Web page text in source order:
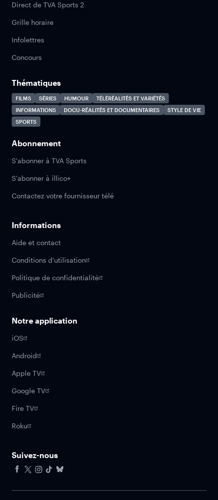
Direct de TVA Sports 2
Grille horaire
Infolettres
Concours
Thématiques
FILMS SÉRIES HUMOUR
TÉLÉRÉALITÉS ET VARIÉTÉS
INFORMATIONS
DOCU-RÉALITÉS ET DOCUMENTAIRES
STYLE DE VIE
SPORTS
Abonnement
S'abonner à TVA Sports
S'abonner à illico+
Contactez votre fournisseur télé
Informations
Aide et contact
Conditions d'utilisation
Politique de confidentialité
Publicité
Notre application
iOS
Android
Apple TV
Google TV
Fire TV
Roku
Suivez-nous